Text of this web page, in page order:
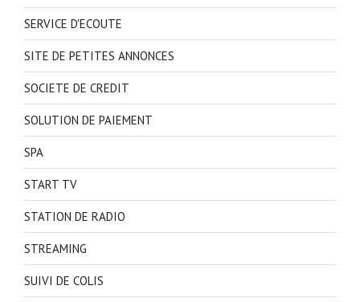
SERVICE D'ECOUTE
SITE DE PETITES ANNONCES
SOCIETE DE CREDIT
SOLUTION DE PAIEMENT
SPA
START TV
STATION DE RADIO
STREAMING
SUIVI DE COLIS